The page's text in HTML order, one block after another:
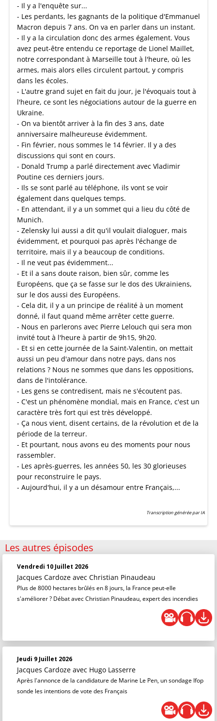
- Il y a l'enquête sur...
- Les perdants, les gagnants de la politique d'Emmanuel
Macron depuis 7 ans. On va en parler dans un instant.
- Il y a la circulation donc des armes également. Vous
avez peut-être entendu ce reportage de Lionel Maillet,
notre correspondant à Marseille tout à l'heure, où les
armes, mais alors elles circulent partout, y compris
dans les écoles.
- L'autre grand sujet en fait du jour, je l'évoquais tout à
l'heure, ce sont les négociations autour de la guerre en
Ukraine.
- On va bientôt arriver à la fin des 3 ans, date
anniversaire malheureuse évidemment.
- Fin février, nous sommes le 14 février. Il y a des
discussions qui sont en cours.
- Donald Trump a parlé directement avec Vladimir
Poutine ces derniers jours.
- Ils se sont parlé au téléphone, ils vont se voir
également dans quelques temps.
- En attendant, il y a un sommet qui a lieu du côté de
Munich.
- Zelensky lui aussi a dit qu'il voulait dialoguer, mais
évidemment, et pourquoi pas après l'échange de
territoire, mais il y a beaucoup de conditions.
- Il ne veut pas évidemment...
- Et il a sans doute raison, bien sûr, comme les
Européens, que ça se fasse sur le dos des Ukrainiens,
sur le dos aussi des Européens.
- Cela dit, il y a un principe de réalité à un moment
donné, il faut quand même arrêter cette guerre.
- Nous en parlerons avec Pierre Lelouch qui sera mon
invité tout à l'heure à partir de 9h15, 9h20.
- Et si en cette journée de la Saint-Valentin, on mettait
aussi un peu d'amour dans notre pays, dans nos
relations ? Nous ne sommes que dans les oppositions,
dans de l'intolérance.
- Les gens se contredisent, mais ne s'écoutent pas.
- C'est un phénomène mondial, mais en France, c'est un
caractère très fort qui est très développé.
- Ça nous vient, disent certains, de la révolution et de la
période de la terreur.
- Et pourtant, nous avons eu des moments pour nous
rassembler.
- Les après-guerres, les années 50, les 30 glorieuses
pour reconstruire le pays.
- Aujourd'hui, il y a un désamour entre Français,...
Transcription générée par IA
Les autres épisodes
Vendredi 10 Juillet 2026
Jacques Cardoze avec Christian Pinaudeau
Plus de 8000 hectares brûlés en 8 jours, la France peut-elle
s'améliorer ? Débat avec Christian Pinaudeau, expert des incendies
Jeudi 9 Juillet 2026
Jacques Cardoze avec Hugo Lasserre
Après l'annonce de la candidature de Marine Le Pen, un sondage Ifop
sonde les intentions de vote des Français